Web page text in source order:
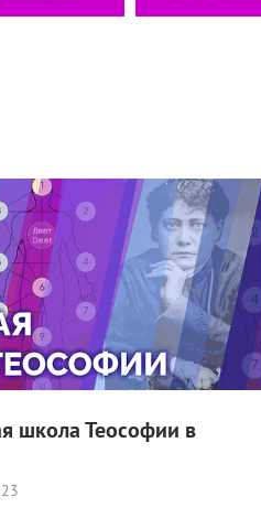
школа Теософии в